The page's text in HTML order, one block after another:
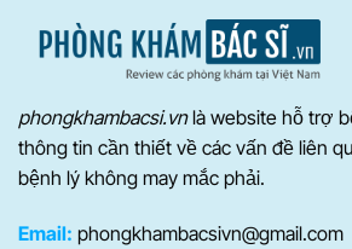
phongkhambacsi.vnlà website hỗ trợ
thông tin cần thiết về các vấn đề liên
bệnh lý không may mắc phải.
Email: phongkhambacsivn@gmail.com